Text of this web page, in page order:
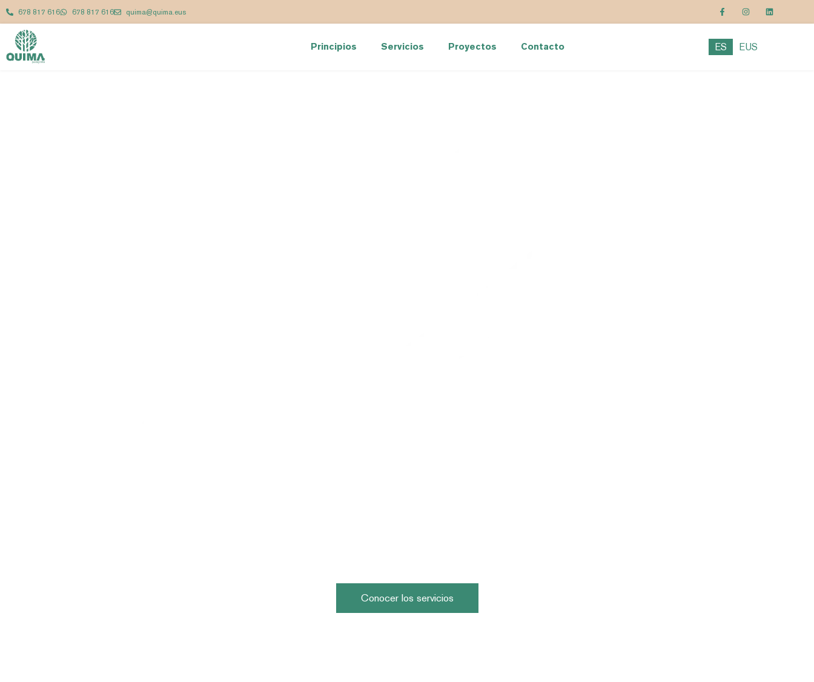
678 817 616 678 817 616 quima@quima.eus
Principios Servicios Proyectos Contacto ES EUS
Conocer los servicios